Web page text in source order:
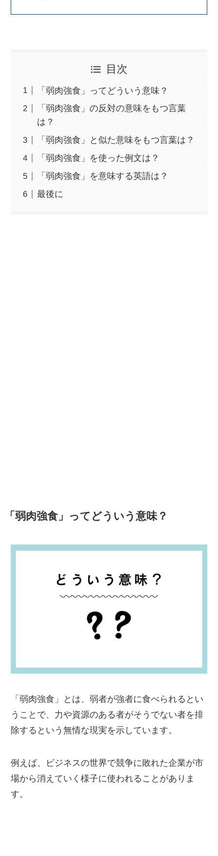
目次
「弱肉強食」ってどういう意味？
「弱肉強食」の反対の意味をもつ言葉
は？
「弱肉強食」と似た意味をもつ言葉は？
「弱肉強食」を使った例文は？
「弱肉強食」を意味する英語は？
最後に
「弱肉強食」ってどういう意味？
「弱肉強食」とは、弱者が強者に食べられるとい
うことで、力や資源のある者がそうでない者を排
除するという無情な現実を示しています。
例えば、ビジネスの世界で競争に敗れた企業が市
場から消えていく様子に使われることがありま
す。